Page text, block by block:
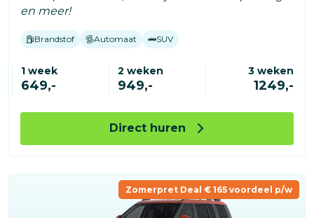
en meer!
Brandstof Automaat SUV
1 week
649,-
2 weken
949,-
3 weken
1249,-
Direct huren
Zomerpret Deal € 165 voordeel p/w